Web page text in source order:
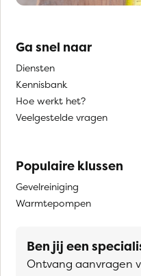
Ga snel naar
Diensten
Kennisbank
Hoe werkt het?
Veelgestelde vragen
Populaire klussen
Gevelreiniging
Warmtepompen
Ben jij een
Ontvang aanvragen